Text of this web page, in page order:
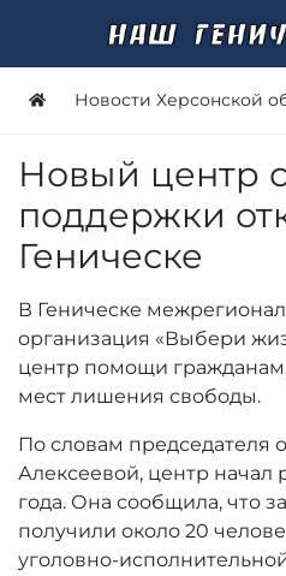
Новости Херсонской
Новый центр
поддержки
Геническе
В Геническе
организация «Выбери
центр помощи
мест лишения свободы.
По словам председателя
Алексеевой, центр начал
года. Она сообщила, что
получили около 20
уголовно-